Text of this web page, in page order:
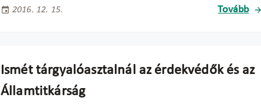
2016. 12. 15. Tovább
Ismét tárgyalóasztalnál az érdekvédők és az
Államtitkárság